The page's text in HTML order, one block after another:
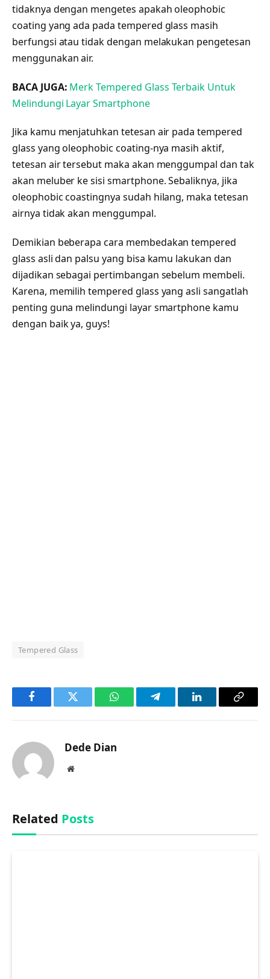
tidaknya dengan mengetes apakah oleophobic
coating yang ada pada tempered glass masih
berfungsi atau tidak dengan melakukan pengetesan
menggunakan air.
BACA JUGA: Merk Tempered Glass Terbaik Untuk
Melindungi Layar Smartphone
Jika kamu menjatuhkan tetesan air pada tempered
glass yang oleophobic coating-nya masih aktif,
tetesan air tersebut maka akan menggumpal dan tak
akan meluber ke sisi smartphone. Sebaliknya, jika
oleophobic coastingnya sudah hilang, maka tetesan
airnya tidak akan menggumpal.
Demikian beberapa cara membedakan tempered
glass asli dan palsu yang bisa kamu lakukan dan
dijadikan sebagai pertimbangan sebelum membeli.
Karena, memilih tempered glass yang asli sangatlah
penting guna melindungi layar smartphone kamu
dengan baik ya, guys!
Tempered Glass
FacebookTwitter WhatsAppTelegramLinkedInCopy
Dede Dian
Website
Related Posts